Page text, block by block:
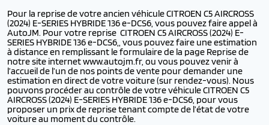
Pour la reprise de votre ancien véhicule CITROEN C5 AIRCROSS
(2024) E-SERIES HYBRIDE 136 e-DCS6, vous pouvez faire appel à
AutoJM. Pour votre reprise CITROEN C5 AIRCROSS (2024) E-
SERIES HYBRIDE 136 e-DCS6,, vous pouvez faire une estimation
à distance en remplissant le formulaire de la page Reprise de
notre site internet www.autojm.fr, ou vous pouvez venir à
l’accueil de l’un de nos points de vente pour demander une
estimation en direct de votre voiture (sur rendez-vous). Nous
pouvons procéder au contrôle de votre véhicule CITROEN C5
AIRCROSS (2024) E-SERIES HYBRIDE 136 e-DCS6, pour vous
proposer un prix de reprise tenant compte de l’état de votre
voiture au moment du contrôle.